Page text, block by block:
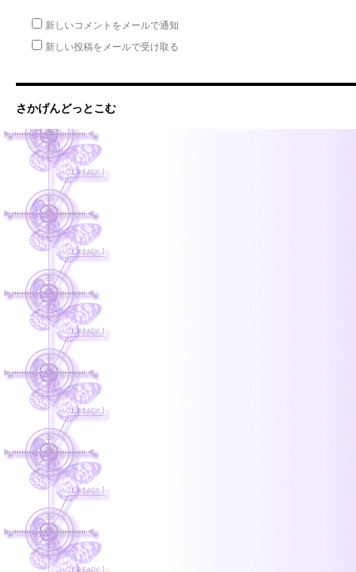
新しいコメントをメールで通知
新しい投稿をメールで受け取る
さかげんどっとこむ